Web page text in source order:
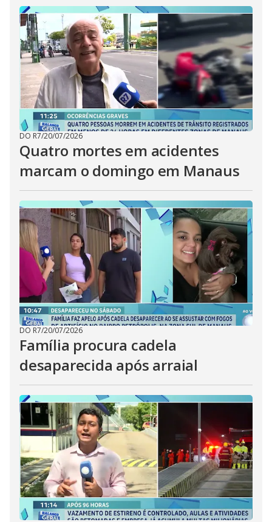
DO R7/20/07/2026
Quatro mortes em acidentes
marcam o domingo em Manaus
DO R7/20/07/2026
Família procura cadela
desaparecida após arraial